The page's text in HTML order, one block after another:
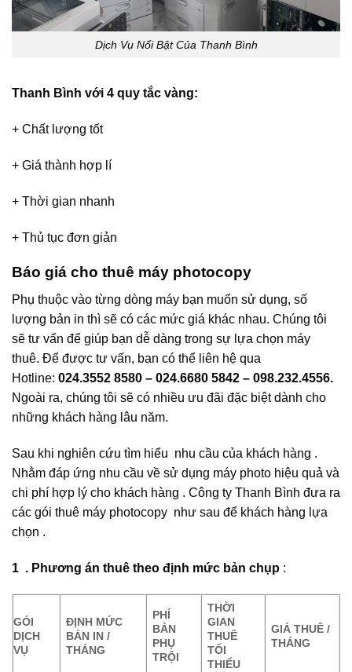
Dịch Vụ Nổi Bật Của Thanh Bình
Thanh Bình với 4 quy tắc vàng:
+ Chất lượng tốt
+ Giá thành hợp lí
+ Thời gian nhanh
+ Thủ tục đơn giản
Báo giá cho thuê máy photocopy
Phụ thuộc vào từng dòng máy bạn muốn sử dụng, số
lượng bản in thì sẽ có các mức giá khác nhau. Chúng tôi
sẽ tư vấn để giúp bạn dễ dàng trong sự lựa chọn máy
thuê. Để được tư vấn, bạn có thể liên hệ qua
Hotline: 024.3552 8580 – 024.6680 5842 – 098.232.4556.
Ngoài ra, chúng tôi sẽ có nhiều ưu đãi đặc biệt dành cho
những khách hàng lâu năm.
Sau khi nghiên cứu tìm hiểu nhu cầu của khách hàng .
Nhằm đáp ứng nhu cầu về sử dụng máy photo hiệu quả và
chi phí hợp lý cho khách hàng . Công ty Thanh Bình đưa ra
các gói thuê máy photocopy như sau để khách hàng lựa
chọn .
1 . Phương án thuê theo định mức bản chụp :
GÓI
DỊCH
VỤ
ĐỊNH MỨC
BẢN IN /
THÁNG
PHÍ
BẢN
PHỤ
TRỘI
THỜI
GIAN
THUÊ
TỐI
THIỂU
GIÁ THUÊ /
THÁNG